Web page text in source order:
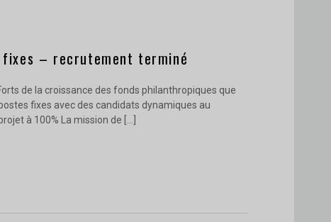
– recrutement terminé
de la croissance des fonds philanthropiques que
fixes avec des candidats dynamiques au
à 100% La mission de […]